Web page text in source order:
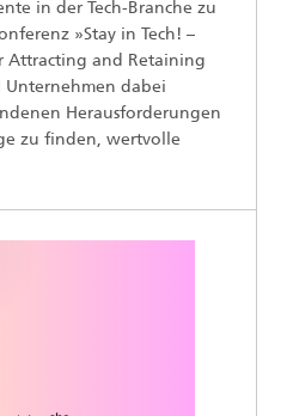
in der Tech-Branche zu
»Stay in Tech! –
Attracting and Retaining
Unternehmen dabei
Herausforderungen
zu finden, wertvolle